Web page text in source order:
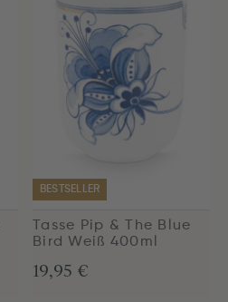
BESTSELLER
Tasse Pip & The Blue
Bird Weiß 400ml
19,95 €